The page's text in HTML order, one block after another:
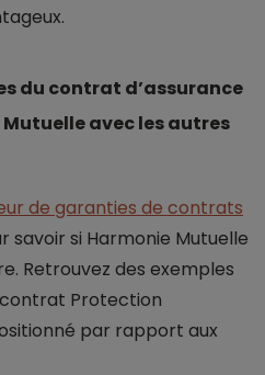
du contrat d’assurance
avec les autres
de garanties de contrats
savoir si Harmonie Mutuelle
Retrouvez des exemples
Protection
par rapport aux